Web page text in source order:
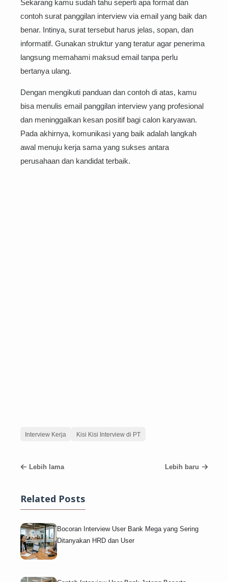
Sekarang kamu sudah tahu seperti apa format dan
contoh surat panggilan interview via email yang baik dan
benar. Intinya, surat tersebut harus jelas, sopan, dan
informatif. Gunakan struktur yang teratur agar penerima
langsung memahami maksud email tanpa perlu
bertanya ulang.
Dengan mengikuti panduan dan contoh di atas, kamu
bisa menulis email panggilan interview yang profesional
dan meninggalkan kesan positif bagi calon karyawan.
Pada akhirnya, komunikasi yang baik adalah langkah
awal menuju kerja sama yang sukses antara
perusahaan dan kandidat terbaik.
Interview Kerja Kisi Kisi Interview di PT
Lebih lama Lebih baru
Related Posts
Bocoran Interview User Bank Mega yang Sering
Ditanyakan HRD dan User